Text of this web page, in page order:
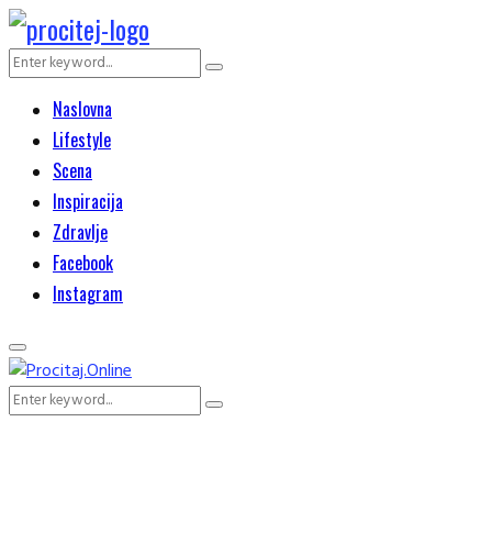
Search
Search
Naslovna
Lifestyle
Scena
Inspiracija
Zdravlje
Facebook
Instagram
Primary
Menu
Search
Search